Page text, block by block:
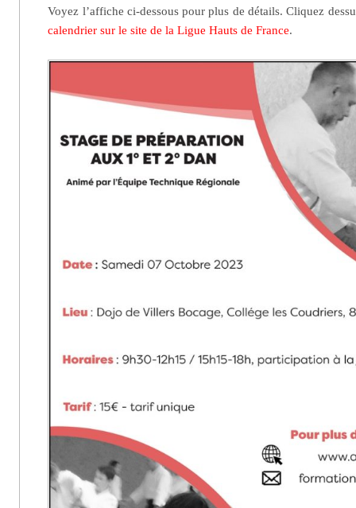
Voyez l’affiche ci-dessous pour plus de détails. Cliquez
calendrier sur le site de la Ligue Hauts de France.